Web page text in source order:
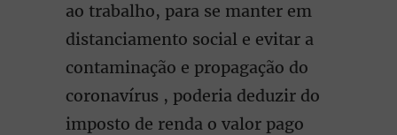
ao trabalho, para se manter em
distanciamento social e evitar a
contaminação e propagação do
coronavírus , poderia deduzir do
imposto de renda o valor pago